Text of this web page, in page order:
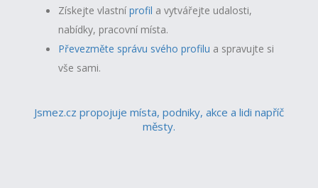
Získejte vlastníprofil a vytvářejte udalosti,
nabídky, pracovní místa.
Převezměte správu svého profilu a spravujte si
vše sami.
Jsmez.cz propojuje místa, podniky, akce a lidi napříč
městy.